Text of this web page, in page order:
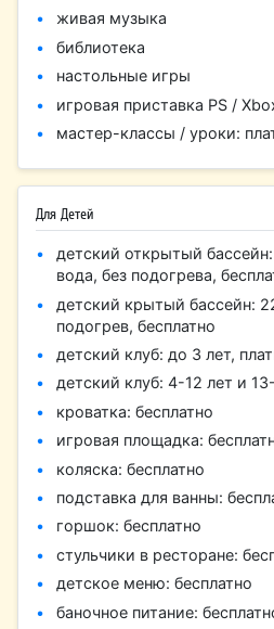
живая музыка
библиотека
настольные игры
игровая приставка PS /
мастер-классы / уроки:
Для Детей
детский открытый
вода, без подогрева,
детский крытый бассейн:
подогрев, бесплатно
детский клуб: до 3 лет,
детский клуб: 4-12 лет и
кроватка: бесплатно
игровая площадка:
коляска: бесплатно
подставка для ванны:
горшок: бесплатно
стульчики в ресторане:
детское меню: бесплатно
баночное питание: